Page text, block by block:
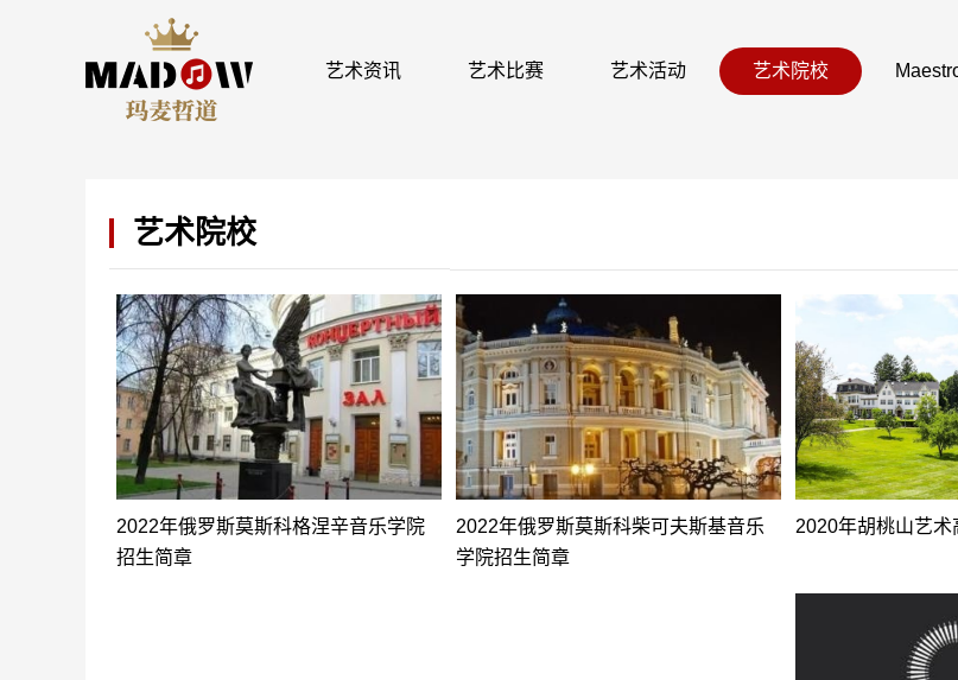
艺术资讯 艺术比赛 艺术活动 艺术院校
艺术院校
2022年俄罗斯莫斯科格涅辛音乐学院
招生简章
2022年俄罗斯莫斯科柴可夫斯基音乐
学院招生简章
2020年胡桃山艺